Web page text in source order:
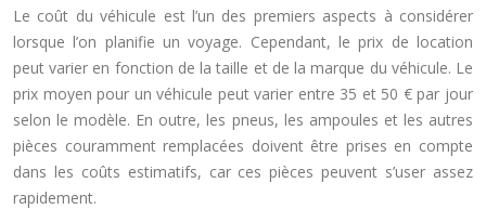
Le coût du véhicule est l’un des premiers aspects à considérer
lorsque l’on planifie un voyage. Cependant, le prix de location
peut varier en fonction de la taille et de la marque du véhicule. Le
prix moyen pour un véhicule peut varier entre 35 et 50 € par jour
selon le modèle. En outre, les pneus, les ampoules et les autres
pièces couramment remplacées doivent être prises en compte
dans les coûts estimatifs, car ces pièces peuvent s’user assez
rapidement.